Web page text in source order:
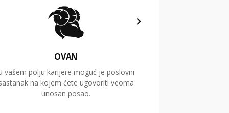
OVAN
vašem polju karijere moguć je poslovni
na kojem ćete ugovoriti veoma
unosan posao.